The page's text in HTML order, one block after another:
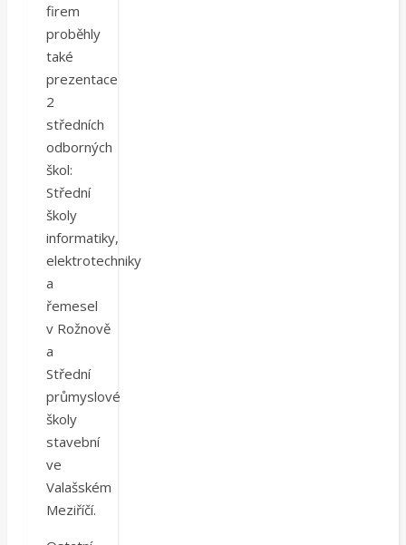
firem
proběhly
také
prezentace
2
středních
odborných
škol:
Střední
školy
informatiky,
elektrotechniky
a
řemesel
v Rožnově
a
Střední
průmyslové
školy
stavební
ve
Valašském
Meziříčí.